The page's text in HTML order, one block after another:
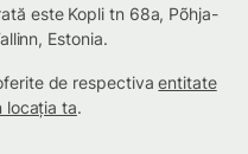
este Kopli tn 68a, Põhja-
Estonia.
de respectivaentitate
locația ta.